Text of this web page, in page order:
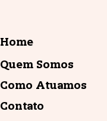
Home
Quem Somos
Como Atuamos
Contato